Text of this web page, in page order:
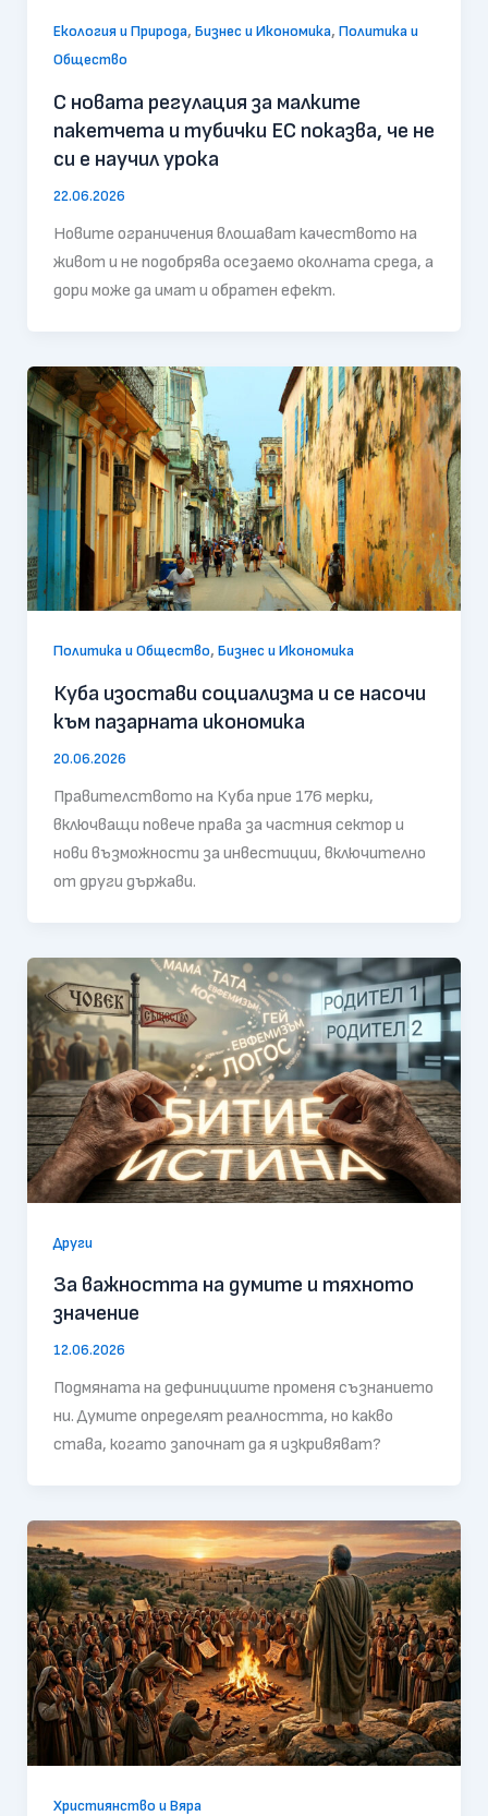
Екология и Природа, Бизнес и Икономика, Политика и
Общество
С новата регулация за малките
пакетчета и тубички ЕС показва, че не
си е научил урока
22.06.2026
Новите ограничения влошават качеството на
живот и не подобрява осезаемо околната среда, а
дори може да имат и обратен ефект.
Политика и Общество, Бизнес и Икономика
Куба изостави социализма и се насочи
към пазарната икономика
20.06.2026
Правителството на Куба прие 176 мерки,
включващи повече права за частния сектор и
нови възможности за инвестиции, включително
от други държави.
Други
За важността на думите и тяхното
значение
12.06.2026
Подмяната на дефинициите променя съзнанието
ни. Думите определят реалността, но какво
става, когато започнат да я изкривяват?
Християнство и Вяра